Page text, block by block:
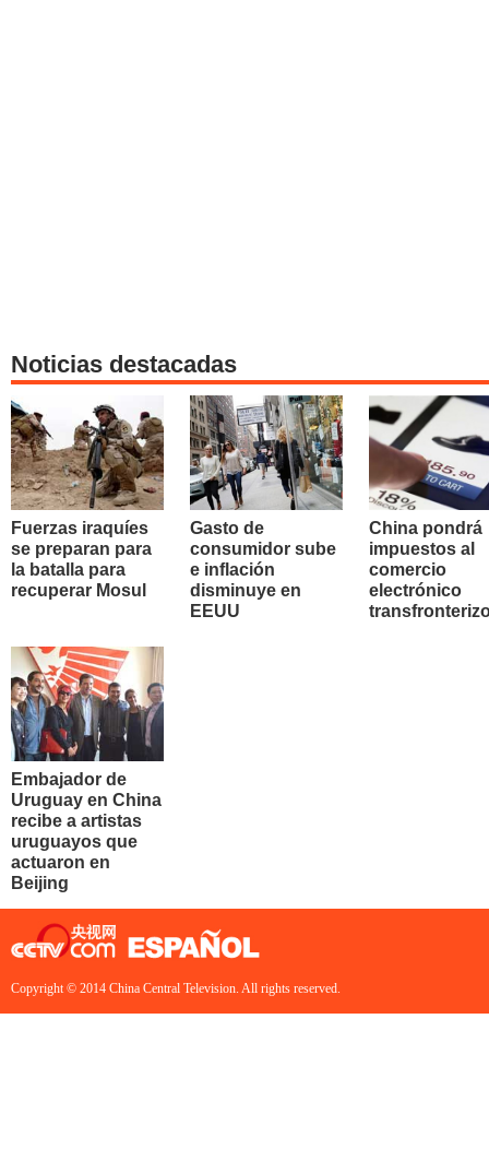
Noticias destacadas
Fuerzas iraquíes
se preparan para
la batalla para
recuperar Mosul
Gasto de
consumidor sube
e inflación
disminuye en
EEUU
China pondrá
impuestos al
comercio
electrónico
Embajador de
Uruguay en China
recibe a artistas
uruguayos que
actuaron en
Beijing
Copyright © 2014 China Central Television. All rights reserved.